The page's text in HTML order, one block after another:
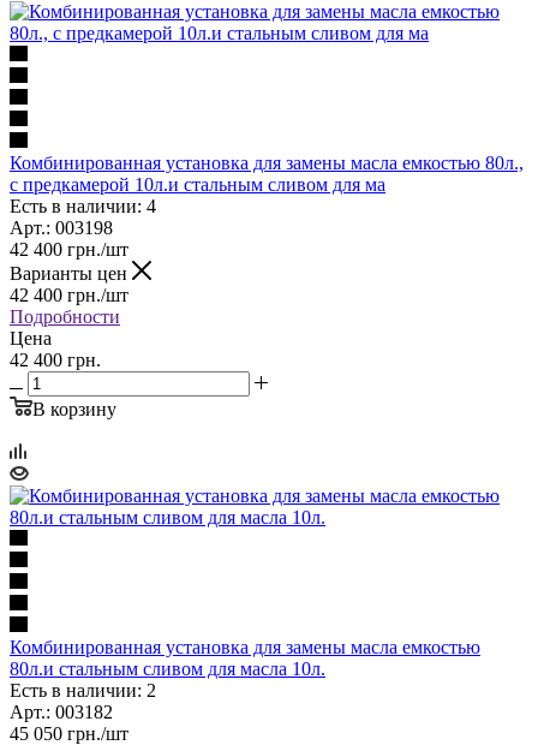
Комбинированная установка для замены масла емкостью 80л.,
с предкамерой 10л.и стальным сливом для ма
Есть в наличии: 4
Арт.: 003198
42 400 грн./шт
Варианты цен
42 400 грн./шт
Подробности
Цена
42 400 грн.
В корзину
Комбинированная установка для замены масла емкостью
80л.и стальным сливом для масла 10л.
Есть в наличии: 2
Арт.: 003182
45 050 грн./шт